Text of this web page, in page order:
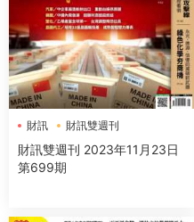
財訊 財訊雙週刊
財訊雙週刊 2023年11月23日
第699期